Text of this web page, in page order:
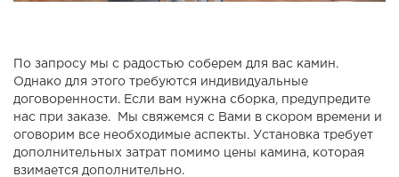
По запросу мы с радостью соберем для вас камин.
Однако для этого требуются индивидуальные
договоренности. Если вам нужна сборка, предупредите
нас при заказе. Мы свяжемся с Вами в скором времени и
оговорим все необходимые аспекты. Установка требует
дополнительных затрат помимо цены камина, которая
взимается дополнительно.